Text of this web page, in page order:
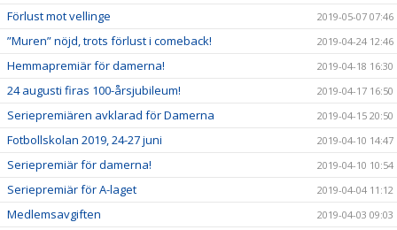
Förlust mot vellinge 2019-05-07 07:46
”Muren” nöjd, trots förlust i comeback! 2019-04-24 12:46
Hemmapremiär för damerna! 2019-04-18 16:30
24 augusti firas 100-årsjubileum! 2019-04-17 16:50
Seriepremiären avklarad för Damerna 2019-04-15 20:50
Fotbollskolan 2019, 24-27 juni 2019-04-10 14:47
Seriepremiär för damerna! 2019-04-10 10:54
Seriepremiär för A-laget 2019-04-04 11:12
Medlemsavgiften 2019-04-03 09:03